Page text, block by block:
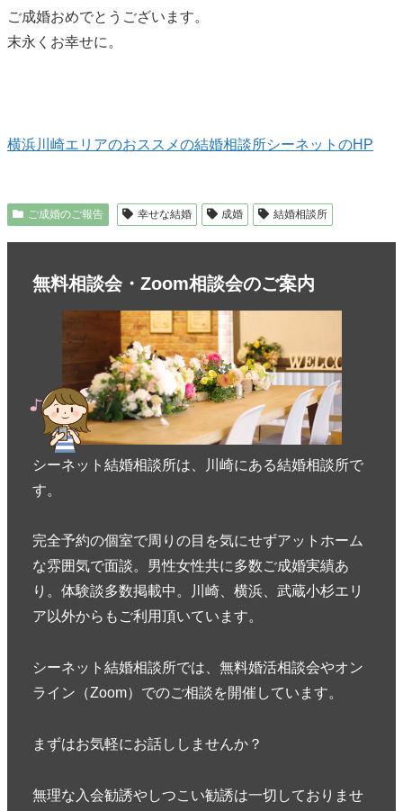
ご成婚おめでとうございます。
末永くお幸せに。
横浜川崎エリアのおススメの結婚相談所シーネットのHP
ご成婚のご報告 幸せな結婚 成婚 結婚相談所
無料相談会・Zoom相談会のご案内
シーネット結婚相談所は、川崎にある結婚相談所で
す。
完全予約の個室で周りの目を気にせずアットホーム
な雰囲気で面談。男性女性共に多数ご成婚実績あ
り。体験談多数掲載中。川崎、横浜、武蔵小杉エリ
ア以外からもご利用頂いています。
シーネット結婚相談所では、無料婚活相談会やオン
ライン（Zoom）でのご相談を開催しています。
まずはお気軽にお話ししませんか？
無理な入会勧誘やしつこい勧誘は一切しておりませ